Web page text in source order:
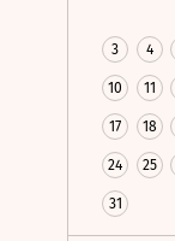
3 4
10 11
17 18
24 25
31